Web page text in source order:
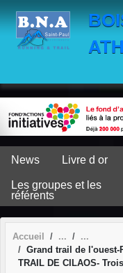
News Livre d or
Les groupes et les
référents
Accueil
Grand trail de l'ouest-
TRAIL DE CILAOS-